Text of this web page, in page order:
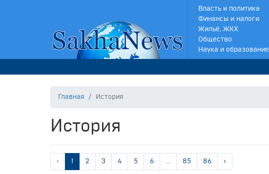
Власть и политика
Финансы и налоги
Жильё, ЖКХ
Общество
Наука и образование
Главная История
История
‹ 1 2 3 4 5 6 ... 85 86 ›